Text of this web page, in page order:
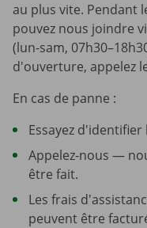
au plus vite. Pendant
pouvez nous joindre
(lun-sam,
d'ouverture, appelez
En cas de panne :
Essayez
Appelez-nous —
être fait.
Les frais
peuvent être